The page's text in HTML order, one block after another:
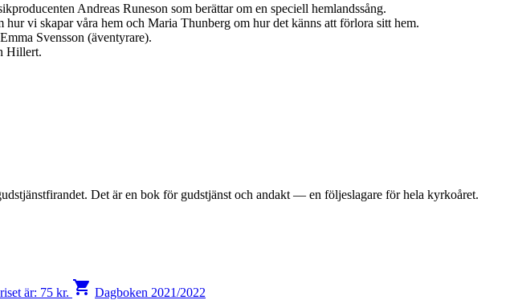
Andreas Runeson som berättar om en speciell hemlandssång.
vi skapar våra hem och Maria Thunberg om hur det känns att förlora sitt hem.
Svensson (äventyrare).
Hillert.
Det är en bok för gudstjänst och andakt — en följeslagare för hela kyrkoåret.
är: 75 kr. shopping_cart Dagboken 2021/2022